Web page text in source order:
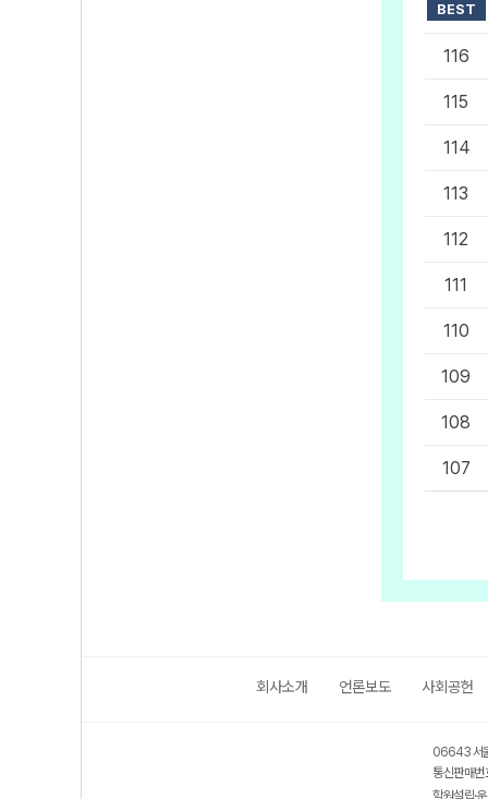
BEST
116
115
114
113
112
111
110
109
108
107
회사소개 언론보도 사회공헌
06643 서
통신판매
학원설립·